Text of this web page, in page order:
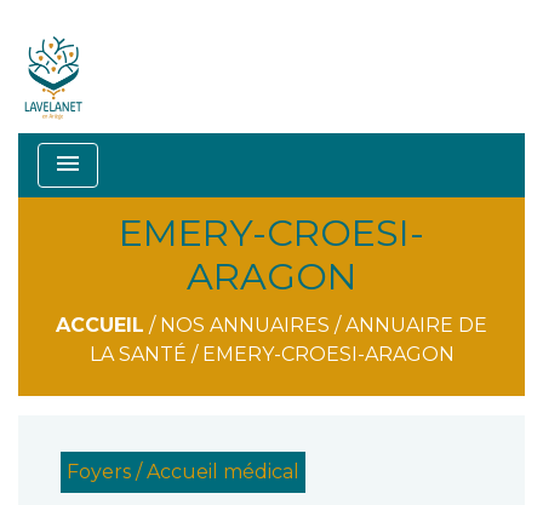
menu
EMERY-CROESI-
ARAGON
ACCUEIL / NOS ANNUAIRES /ANNUAIRE DE
LA SANTÉ / EMERY-CROESI-ARAGON
Foyers / Accueil médical